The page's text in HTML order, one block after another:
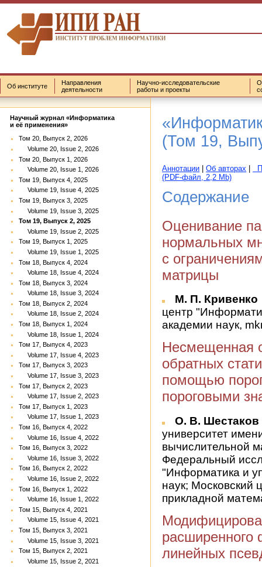
Об институте
Направления
деятельности
Научно-исследовательские
работы и проекты
Научный журнал «Информатика
и её применения»
Том 20, Выпуск 2, 2026
Volume 20, Issue 2, 2026
Том 20, Выпуск 1, 2026
Volume 20, Issue 1, 2026
Том 19, Выпуск 4, 2025
Volume 19, Issue 4, 2025
Том 19, Выпуск 3, 2025
Volume 19, Issue 3, 2025
Том 19, Выпуск 2, 2025
Volume 19, Issue 2, 2025
Том 19, Выпуск 1, 2025
Volume 19, Issue 1, 2025
Том 18, Выпуск 4, 2024
Volume 18, Issue 4, 2024
Том 18, Выпуск 3, 2024
Volume 18, Issue 3, 2024
Том 18, Выпуск 2, 2024
Volume 18, Issue 2, 2024
Том 18, Выпуск 1, 2024
Volume 18, Issue 1, 2024
Том 17, Выпуск 4, 2023
Volume 17, Issue 4, 2023
Том 17, Выпуск 3, 2023
Volume 17, Issue 3, 2023
Том 17, Выпуск 2, 2023
Volume 17, Issue 2, 2023
Том 17, Выпуск 1, 2023
Volume 17, Issue 1, 2023
Том 16, Выпуск 4, 2022
Volume 16, Issue 4, 2022
Том 16, Выпуск 3, 2022
Volume 16, Issue 3, 2022
Том 16, Выпуск 2, 2022
Volume 16, Issue 2, 2022
Том 16, Выпуск 1, 2022
Volume 16, Issue 1, 2022
Том 15, Выпуск 4, 2021
Volume 15, Issue 4, 2021
Том 15, Выпуск 3, 2021
Volume 15, Issue 3, 2021
Том 15, Выпуск 2, 2021
Volume 15, Issue 2, 2021
(Том 19,
Аннотации |Об авторах |
(PDF-файл, 2,2 Mb)
Содержание
Оценивание
нормальных
с
матрицы
М. П. Кривенко
центр
академии наук,
Несмещенная
обратных
помощью
пороговыми
О. В. Шестаков
университет
вычислительной
Федеральный
"Информатика и
наук; Московский
прикладной
расширенного
линейных